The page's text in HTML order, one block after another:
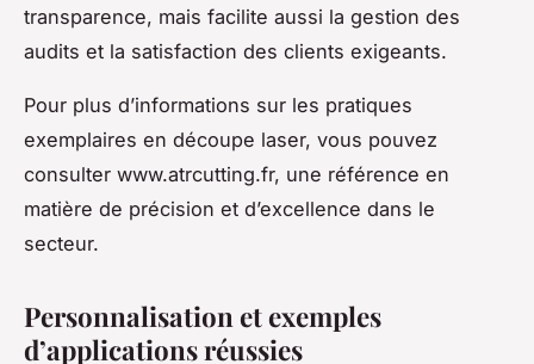
transparence, mais facilite aussi la gestion des
audits et la satisfaction des clients exigeants.
Pour plus d’informations sur les pratiques
exemplaires en découpe laser, vous pouvez
consulter www.atrcutting.fr, une référence en
matière de précision et d’excellence dans le
secteur.
Personnalisation et exemples
d’applications réussies